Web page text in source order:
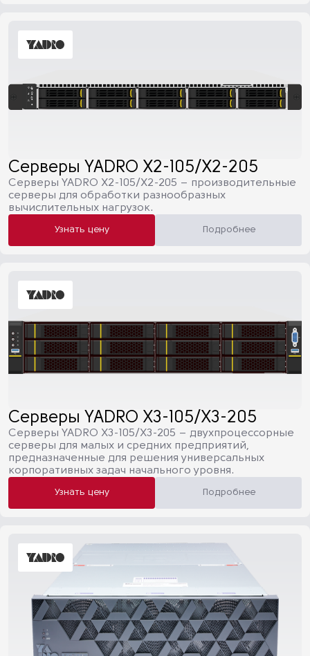
Серверы YADRO X2-105/X2-205
Серверы YADRO X2-105/X2-205 – производительные
серверы для обработки разнообразных
вычислительных нагрузок.
Узнать цену Подробнее
Серверы YADRO Х3-105/Х3-205
Серверы YADRO Х3-105/Х3-205 – двухпроцессорные
cерверы для малых и средних предприятий,
предназначенные для решения универсальных
корпоративных задач начального уровня.
Узнать цену Подробнее